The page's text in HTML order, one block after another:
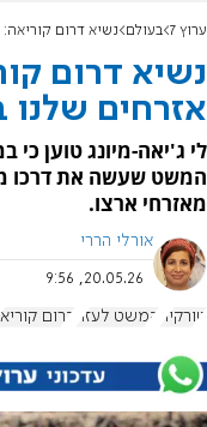
ערוץ 7 בעולם נשיא דרום
נשיא דרום
אזרחים
לי ג'יאה-מיונג טוען
המשט שעשה את דרכו
מאזרחי ארצו.
אורלי הררי
20.05.26, 9:56
טורקיה המשט לעזה דרום